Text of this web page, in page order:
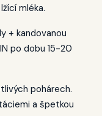
mléka.
+ kandovanou
po dobu 15-20
pohárech.
a špetkou